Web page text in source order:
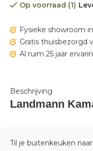
Op voorraad (1)
Fysieke showroom
Gratis thuisbezorgd
Al ruim 25 jaar
Beschrijving
Landmann
Til je buitenkeuken